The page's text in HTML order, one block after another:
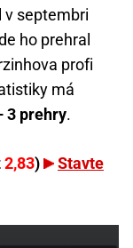
v septembri
ho prehral
profi
má
3 prehry.
2,83)
Stavte